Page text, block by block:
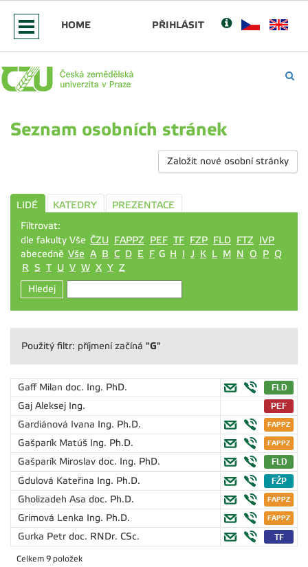
HOME PŘIHLÁSIT
Seznam osobních stránek
Založit nové osobní stránky
LIDÉ KATEDRY
PREZENTACE
Filtrovat:
dle fakulty Vše ČZU FAPPZ PEF TF FZP FLD FTZ IVP
abecedně Vše A B C D E F G H I J K L M N O P Q
R S T U V W X Y Z
Hledej
Použitý filtr: příjmení začíná "G"
Gaff Milan doc. Ing. PhD.
Gaj Aleksej Ing.
Gardiánová Ivana Ing. Ph.D.
Gašparík Matúš Ing. Ph.D.
Gašparík Miroslav doc. Ing. PhD.
Gdulová Kateřina Ing. Ph.D.
Gholizadeh Asa doc. Ph.D.
Grimová Lenka Ing. Ph.D.
Gurka Petr doc. RNDr. CSc.
Celkem 9 položek